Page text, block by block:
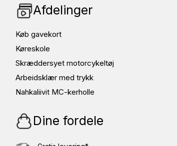
Afdelinger
Køb gavekort
Køreskole
Skræddersyet motorcykeltøj
Arbeidsklær med trykk
Nahkaliivit MC-kerholle
Dine fordele